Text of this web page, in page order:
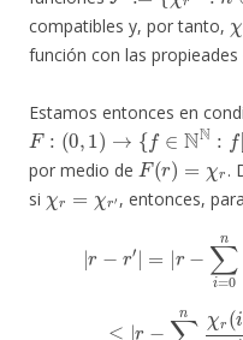
compatibles y, por tanto,
χ
función con las
Estamos entonces en
F:(0,1)→{f∈NN: f[N]⊆{
por medio de
F(r )= χr
.
si
χ r=χr′
, entonces,
nχ
nχ (i)